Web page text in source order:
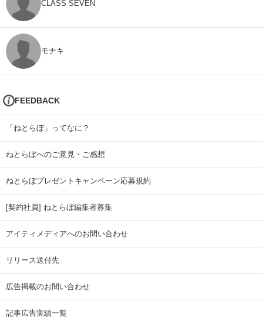
CLASS SEVEN
モナキ
FEEDBACK
「ねとらぼ」ってなに？
ねとらぼへのご意見・ご感想
ねとらぼプレゼントキャンペーン応募規約
[契約社員] ねとらぼ編集者募集
アイティメディアへのお問い合わせ
リリース送付先
広告掲載のお問い合わせ
記事広告実績一覧